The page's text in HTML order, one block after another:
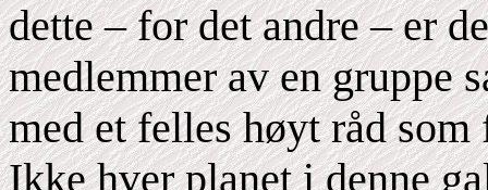
dette – for det andre – er
medlemmer av en gruppe
med et felles høyt råd
Ikke hver planet i denne